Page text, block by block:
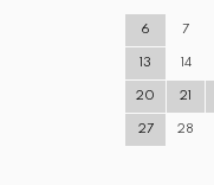
6 7
13 14
20 21
27 28